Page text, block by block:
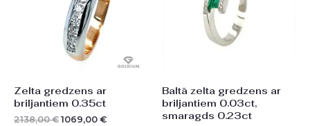
Zelta gredzens ar
briljantiem 0.35ct
2138,00€ 1069,00 €
Baltā zelta gredzens ar
briljantiem 0.03ct,
smaragds 0.23ct